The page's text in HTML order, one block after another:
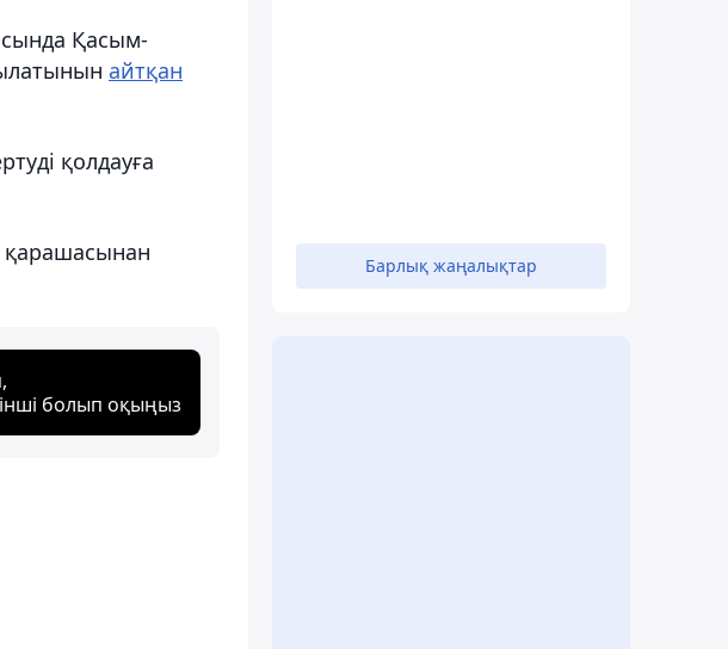
Қасым-
айтқан
қолдауға
қарашасынан
болып оқыңыз
Барлық жаңалықтар